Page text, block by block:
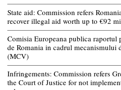
State aid: Commission refers
recover illegal aid worth up to €92
Comisia Europeana publica
de Romania in cadrul mecanismului
(MCV)
Infringements: Commission refers
the Court of Justice for not